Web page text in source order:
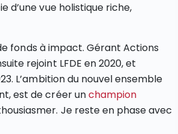
d’une vue holistique riche,
fonds à impact. Gérant Actions
rejoint LFDE en 2020, et
L’ambition du nouvel ensemble
est de créer unchampion
Je reste en phase avec